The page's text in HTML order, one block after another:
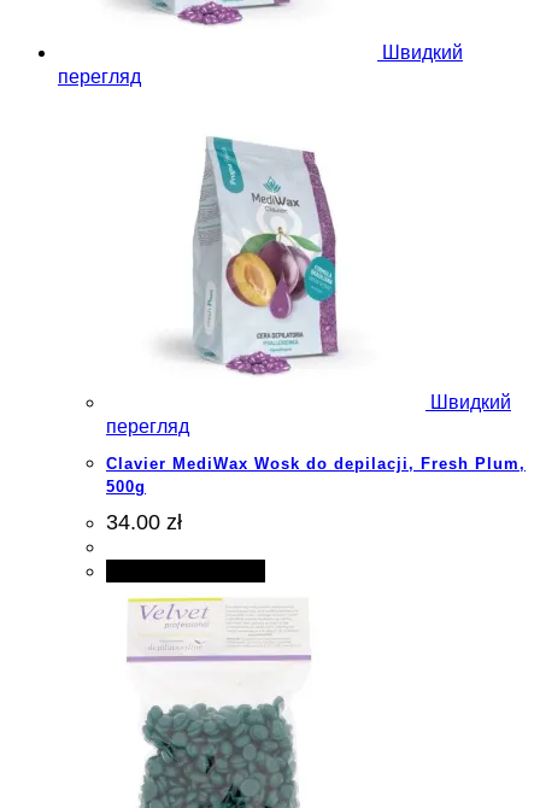
Швидкий
перегляд
Швидкий
перегляд
Clavier MediWax Wosk do depilacji, Fresh Plum,
500g
34.00 zł